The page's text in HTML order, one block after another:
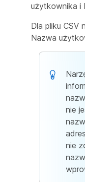
użytkownika i
Dla pliku CSV
Nazwa
nie
nie